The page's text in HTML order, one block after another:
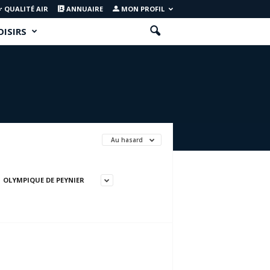
QUALITÉ AIR ANNUAIRE MON PROFIL
Au hasard
OLYMPIQUE DE PEYNIER